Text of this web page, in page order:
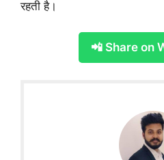
रहती है।
📲 Share on